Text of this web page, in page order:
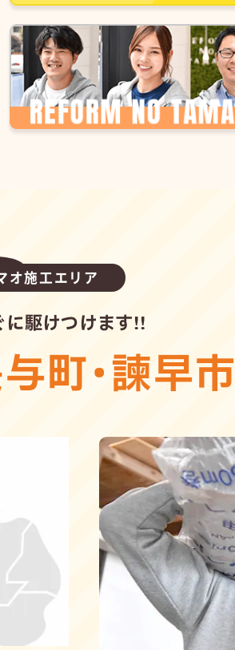
オ施工エリア
駆けつけます!!
町・諫早市